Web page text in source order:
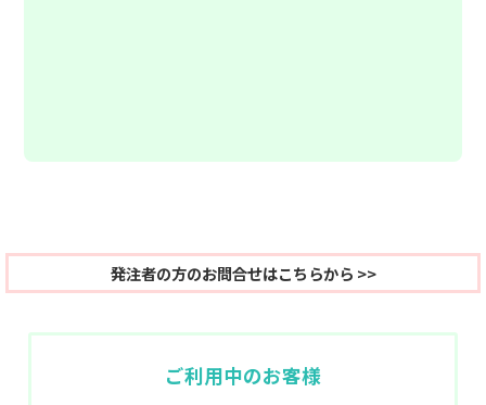
発注者の方のお問合せはこちらから >>
ご利用中のお客様